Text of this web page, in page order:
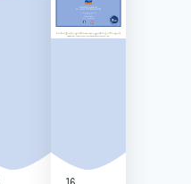
: découvrez notre